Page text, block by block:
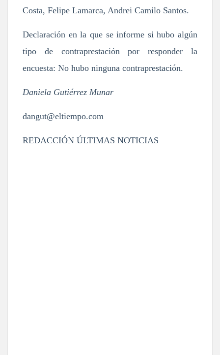
Costa, Felipe Lamarca, Andrei Camilo Santos.
Declaración en la que se informe si hubo algún
tipo de contraprestación por responder la
encuesta: No hubo ninguna contraprestación.
Daniela Gutiérrez Munar
dangut@eltiempo.com
REDACCIÓN ÚLTIMAS NOTICIAS